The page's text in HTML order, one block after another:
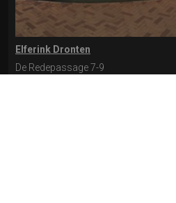
Elferink Dronten
De Redepassage 7-9